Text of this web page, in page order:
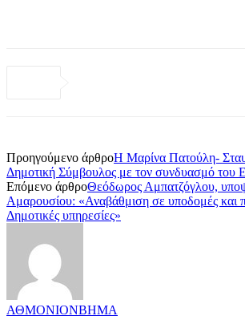
Προηγούμενο άρθροΗ Μαρίνα Πατούλη-
Δημοτική Σύμβουλος με τον συνδυασμό του
Επόμενο άρθροΘεόδωρος Αμπατζόγλου,
Αμαρουσίου: «Αναβάθμιση σε υποδομές και
Δημοτικές υπηρεσίες»
ΑΘΜΟΝΙΟΝΒΗΜΑ